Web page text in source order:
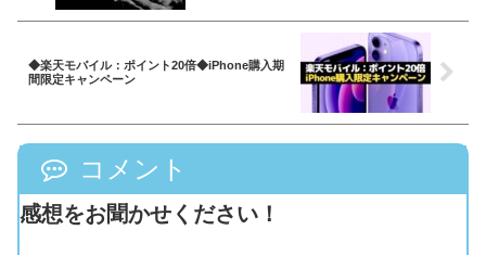
◆楽天モバイル：ポイント20倍◆iPhone購入期
間限定キャンペーン
コメント
感想をお聞かせください！